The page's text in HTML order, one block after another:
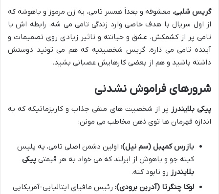
گریس شلبی، معشوقه و بعداً همسر تامی، یه زن مرموز و باهوشه که
از اول سریال با هدف خاصی وارد زندگی تامی می شه. رابطه اش با
تامی پر از کشمکش، عشق و خیانته و تاثیر زیادی روی تصمیمات و
آینده تامی می ذاره. گریس شخصیتیه که هم می تونید دوستش
داشته باشید و هم از بعضی کارهایش عصبانی بشید.
شرورهای فراموش نشدنی
پیکی بلایندرز پر از شخصیت های منفی جذاب و کاریزماتیکه که به
اندازه قهرمان ها توی ذهن مخاطب می مونن:
بازرس کمپبل (سم نیل): اولین دشمن اصلی تامی، یه پلیس
کینه جو و باهوش از ایرلند که می خواد به هر قیمتی پیکی
بلایندرز رو نابود کنه.
لوکا چنگرتا (آدرین برودی): رئیس مافیای ایتالیایی-آمریکایی